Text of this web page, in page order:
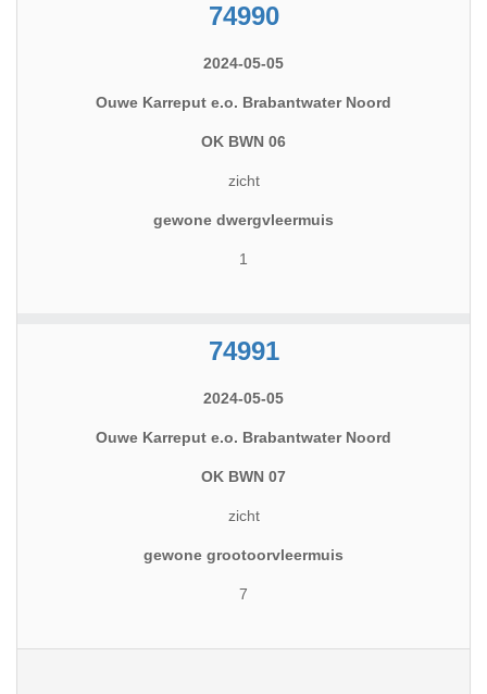
74990
2024-05-05
Ouwe Karreput e.o. Brabantwater Noord
OK BWN 06
zicht
gewone dwergvleermuis
1
74991
2024-05-05
Ouwe Karreput e.o. Brabantwater Noord
OK BWN 07
zicht
gewone grootoorvleermuis
7